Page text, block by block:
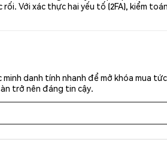
Với xác thực hai yếu tố (2FA), kiểm
danh tính nhanh để mở khóa mua
trở nên đáng tin cậy.